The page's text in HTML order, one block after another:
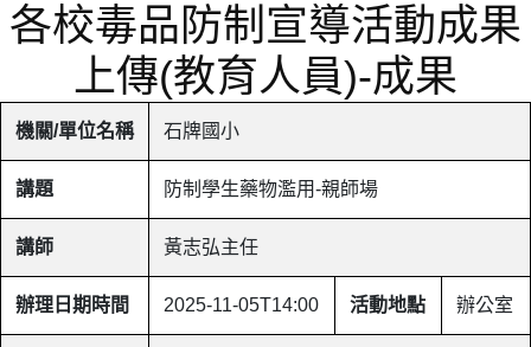
各校毒品防制宣導活動成果
上傳(教育人員)-成果
機關/單位名稱 石牌國小
講題 防制學生藥物濫用-親師場
講師 黃志弘主任
辦理日期時間 2025-11-05T14:00 活動地點 辦公室